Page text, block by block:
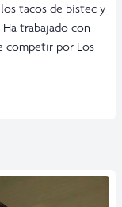
tacos de bistec y
trabajado con
competir por Los